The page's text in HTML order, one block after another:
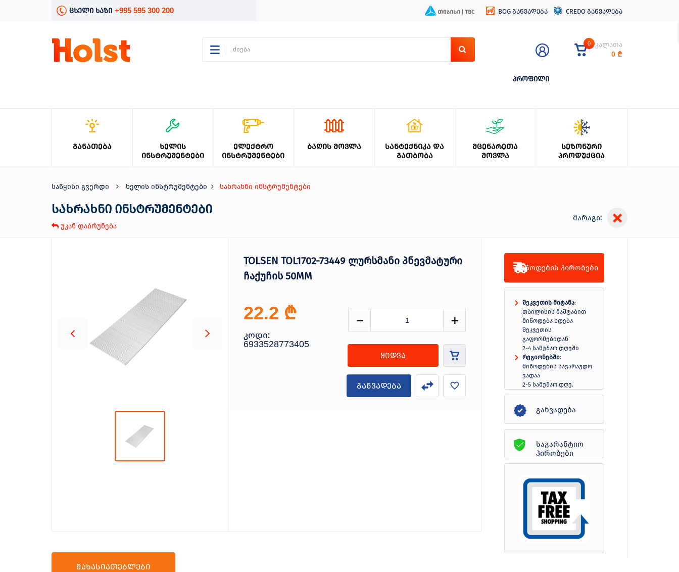
ცხელი ხაზი +995 595 300 200 BOG განვადება CREDO განვადება
პროფილი
0 კალათა
0 ₾
ᲒᲐᲜᲐᲗᲔᲑᲐ
ᲮᲔᲚᲘᲡ
ᲘᲜᲡᲢᲠᲣᲛᲔᲜᲢᲔᲑᲘ
ᲔᲚᲔᲥᲢᲠᲝ
ᲘᲜᲡᲢᲠᲣᲛᲔᲜᲢᲔᲑᲘ
ᲑᲐᲦᲘᲡ ᲛᲝᲕᲚᲐ
ᲡᲐᲜᲢᲔᲥᲜᲘᲙᲐ ᲓᲐ
ᲒᲐᲗᲑᲝᲑᲐ
ᲛᲪᲔᲜᲐᲠᲔᲗᲐ
ᲛᲝᲕᲚᲐ
ᲡᲔᲖᲝᲜᲣᲠᲘ
ᲞᲠᲝᲓᲣᲥᲪᲘᲐ
საწყისი გვერდი ხელის ინსტრუმენტები სახრახნი ინსტრუმენტები
სახრახნი ინსტრუმენტები
უკან დაბრუნება
მარაგი:
TOLSEN TOL1702-73449 ლურსმანი პნევმატური
ჩაქუჩის 50MM
22.2 ₾
კოდი:
6933528773405
ყიდვა
განვადება
მახასიათებლები
მიწოდების პირობები
შეკვეთის მიტანა:
თბილისის მაშტაბით
მიწოდება ხდება
შეკვეთის
გაფორმებიდან
2-4 სამუშაო დღეში
რეგიონებში:
მიწოდების სავარაუდო
ვადაა
2-5 სამუშაო დღე.
განვადება
საგარანტიო
პირობები
გათბობა
პროდუქცია